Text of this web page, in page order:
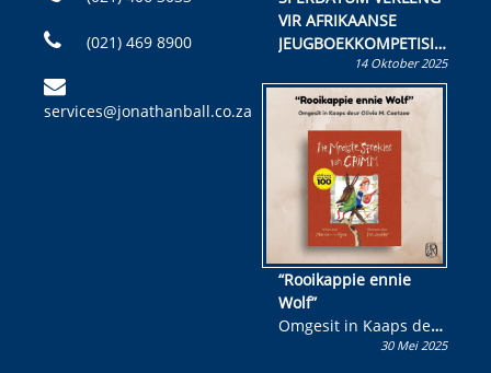
(021) 469 8900
services@jonathanball.co.za
VIR AFRIKAANSE
JEUGBOEKKOMPETISIE
Skryf ’n jeugboek of
kinderboek en staan ’n
kans om R50 000 te
wen!
14 Oktober 2025
“Rooikappie ennie
Wolf”
Omgesit in Kaaps deur
Olivia M. Coetzee30 Mei 2025